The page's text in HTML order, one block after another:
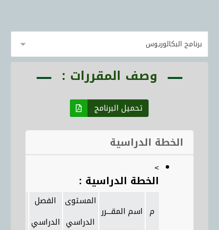
وصف المقررات :
تحميل البرنامج
الخطة الدراسية
>
الخطة الدراسية :
م اسم المقـــرر
المستوى
الدراسي
الفصل
الدراسي